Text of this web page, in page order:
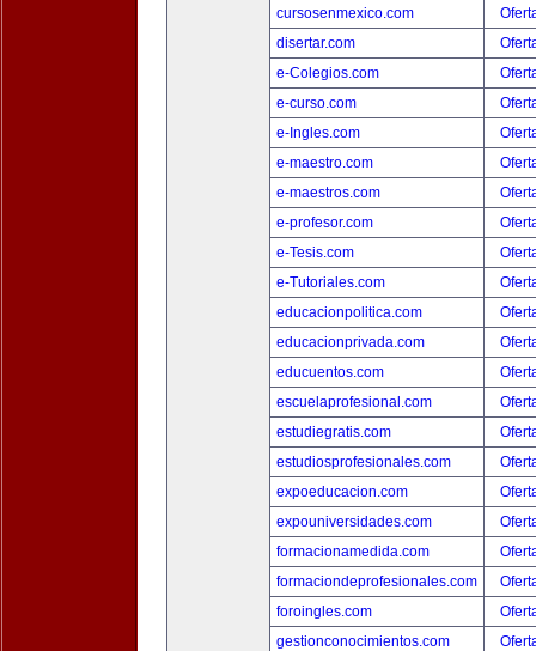
cursosenmexico.com
disertar.com
e-Colegios.com
e-curso.com
e-Ingles.com
e-maestro.com
e-maestros.com
e-profesor.com
e-Tesis.com
e-Tutoriales.com
educacionpolitica.com
educacionprivada.com
educuentos.com
escuelaprofesional.com
estudiegratis.com
estudiosprofesionales.com
expoeducacion.com
expouniversidades.com
formacionamedida.com
formaciondeprofesionales.com
foroingles.com
gestionconocimientos.com